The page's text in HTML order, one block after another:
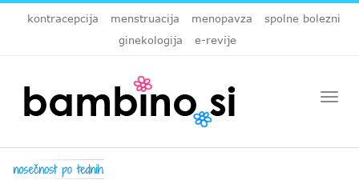
kontracepcija menstruacija menopavza
spolne bolezni
ginekologija
e-revije